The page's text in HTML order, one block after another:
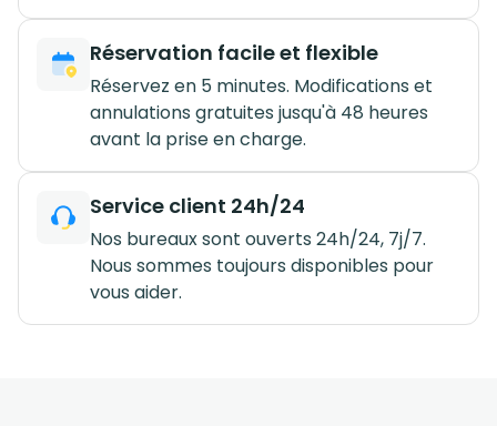
Réservation facile et flexible
Réservez en 5 minutes. Modifications et
annulations gratuites jusqu'à 48 heures
avant la prise en charge.
Service client 24h/24
Nos bureaux sont ouverts 24h/24, 7j/7.
Nous sommes toujours disponibles pour
vous aider.